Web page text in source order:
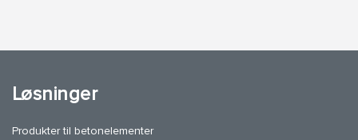
Løsninger
Produkter til betonelementer